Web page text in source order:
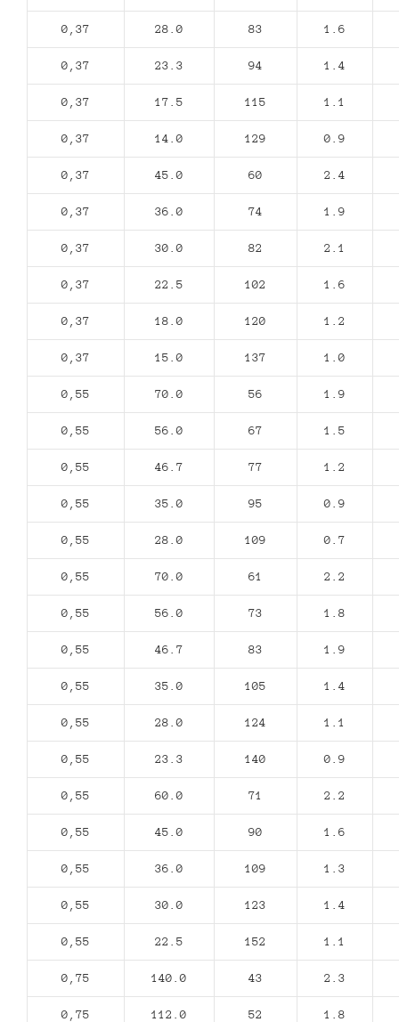
0,37 28.0 83 1.6
0,37 23.3 94 1.4
0,37 17.5 115 1.1
0,37 14.0 129 0.9
0,37 45.0 60 2.4
0,37 36.0 74 1.9
0,37 30.0 82 2.1
0,37 22.5 102 1.6
0,37 18.0 120 1.2
0,37 15.0 137 1.0
0,55 70.0 56 1.9
0,55 56.0 67 1.5
0,55 46.7 77 1.2
0,55 35.0 95 0.9
0,55 28.0 109 0.7
0,55 70.0 61 2.2
0,55 56.0 73 1.8
0,55 46.7 83 1.9
0,55 35.0 105 1.4
0,55 28.0 124 1.1
0,55 23.3 140 0.9
0,55 60.0 71 2.2
0,55 45.0 90 1.6
0,55 36.0 109 1.3
0,55 30.0 123 1.4
0,55 22.5 152 1.1
0,75 140.0 43 2.3
0,75 112.0 52 1.8